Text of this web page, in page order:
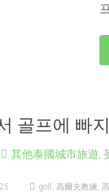
골프에 빠
其他泰國城市旅遊,
golf, 高爾夫教練,